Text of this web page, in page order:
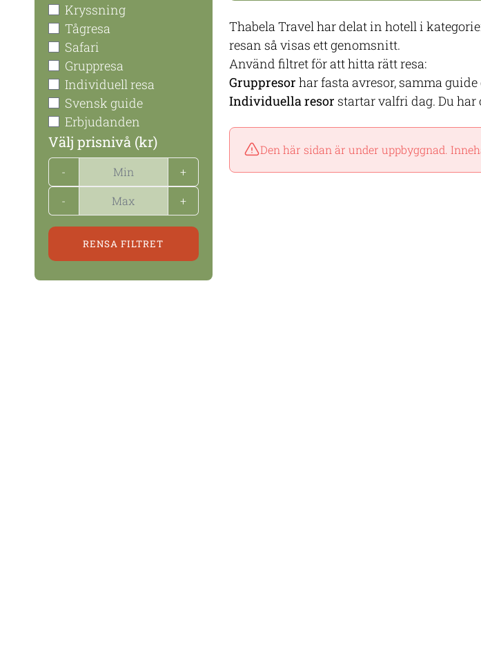
Kryssning
Tågresa
Safari
Gruppresa
Individuell resa
Svensk guide
Erbjudanden
Välj prisnivå (kr)
-
+
-
+
RENSA FILTRET
Thabela Travel har delat in hotell i
resan så visas ett genomsnitt.
Använd filtret för att hitta rätt resa:
Gruppresor har fasta avresor, samma
Individuella resor startar valfri dag. Du
Den här sidan är under uppbyggnad.